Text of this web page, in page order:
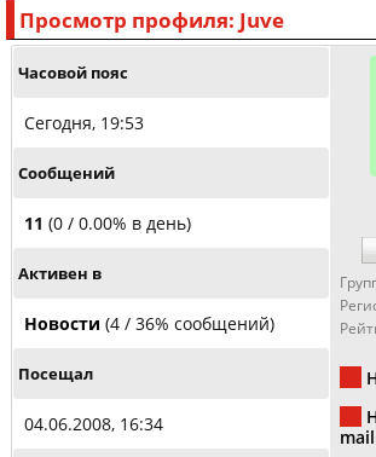
Просмотр профиля: Juve
mail
Часовой пояс
Сегодня, 19:53
Сообщений
11 (0 / 0.00% в день)
Активен в
Новости (4 / 36% сообщений)
Посещал
04.06.2008, 16:34